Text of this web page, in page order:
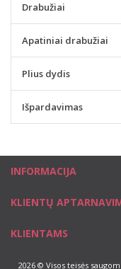
Drabužiai
Apatiniai drabužiai
Plius dydis
Išpardavimas
INFORMACIJA
KLIENTŲ
KLIENTAMS
2026 © Visos teisės